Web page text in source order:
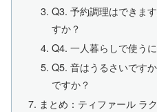
Q3. 予約調理はできま
すか？
Q4. 一人暮らしで使う
Q5. 音はうるさいです
ですか？
まとめ：ティファール ラ